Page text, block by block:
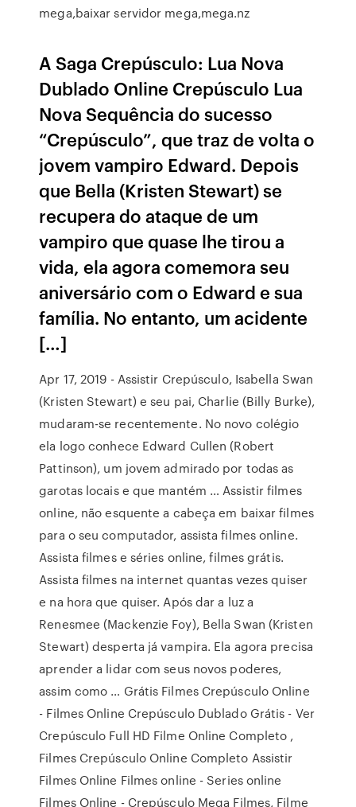
mega,baixar servidor mega,mega.nz
A Saga Crepúsculo: Lua Nova
Dublado Online Crepúsculo Lua
Nova Sequência do sucesso
“Crepúsculo”, que traz de volta o
jovem vampiro Edward. Depois
que Bella (Kristen Stewart) se
recupera do ataque de um
vampiro que quase lhe tirou a
vida, ela agora comemora seu
aniversário com o Edward e sua
família. No entanto, um acidente
[…]
Apr 17, 2019 - Assistir Crepúsculo, Isabella Swan
(Kristen Stewart) e seu pai, Charlie (Billy Burke),
mudaram-se recentemente. No novo colégio
ela logo conhece Edward Cullen (Robert
Pattinson), um jovem admirado por todas as
garotas locais e que mantém … Assistir filmes
online, não esquente a cabeça em baixar filmes
para o seu computador, assista filmes online.
Assista filmes e séries online, filmes grátis.
Assista filmes na internet quantas vezes quiser
e na hora que quiser. Após dar a luz a
Renesmee (Mackenzie Foy), Bella Swan (Kristen
Stewart) desperta já vampira. Ela agora precisa
aprender a lidar com seus novos poderes,
assim como … Grátis Filmes Crepúsculo Online
- Filmes Online Crepúsculo Dublado Grátis - Ver
Crepúsculo Full HD Filme Online Completo ,
Filmes Crepúsculo Online Completo Assistir
Filmes Online Filmes online - Series online
Filmes Online - Crepúsculo Mega Filmes, Filme